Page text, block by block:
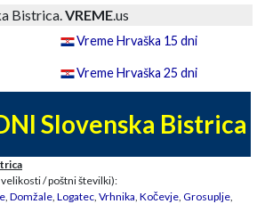
Bistrica.VREME.us
Vreme Hrvaška 15 dni
Vreme Hrvaška 25 dni
Slovenska Bistrica
/ poštni številki):
, Domžale, Logatec, Vrhnika, Kočevje, Grosuplje,